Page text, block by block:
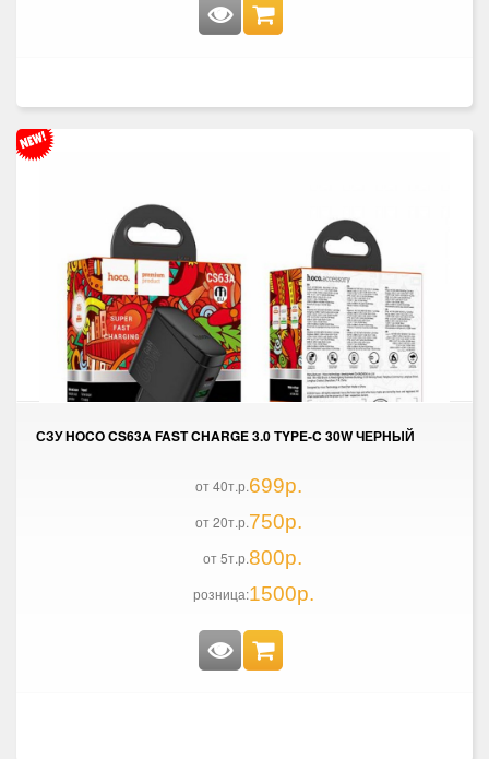
СЗУ HOCO CS63A FAST CHARGE 3.0 TYPE-C 30W ЧЕРНЫЙ
от 40т.р.699р.
от 20т.р.750р.
от 5т.р.800р.
розница:1500р.